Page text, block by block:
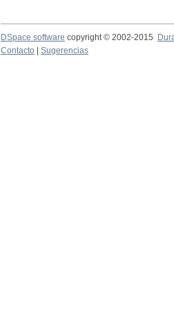
DSpace software copyright © 2002-2015
Contacto
Sugerencias